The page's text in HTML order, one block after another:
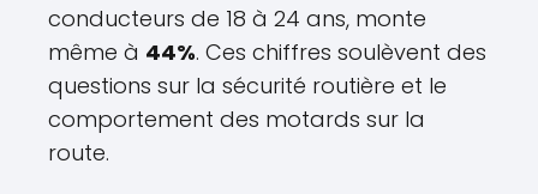
conducteurs de 18 à 24 ans, monte
même à 44%. Ces chiffres soulèvent des
questions sur la sécurité routière et le
comportement des motards sur la
route.